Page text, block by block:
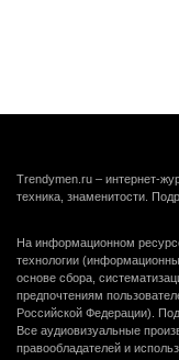
Trendymen.ru – интернет-
техника, знаменитости.
На информационном
технологии
основе сбора,
предпочтениям
Российской Федерации).
Все аудиовизуальные
правообладателей и